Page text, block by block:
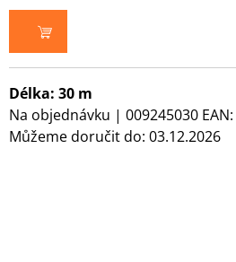
DO KOŠÍKU
Délka: 30 m
Na objednávku | 009245030 EAN:
Můžeme doručit do: 03.12.2026